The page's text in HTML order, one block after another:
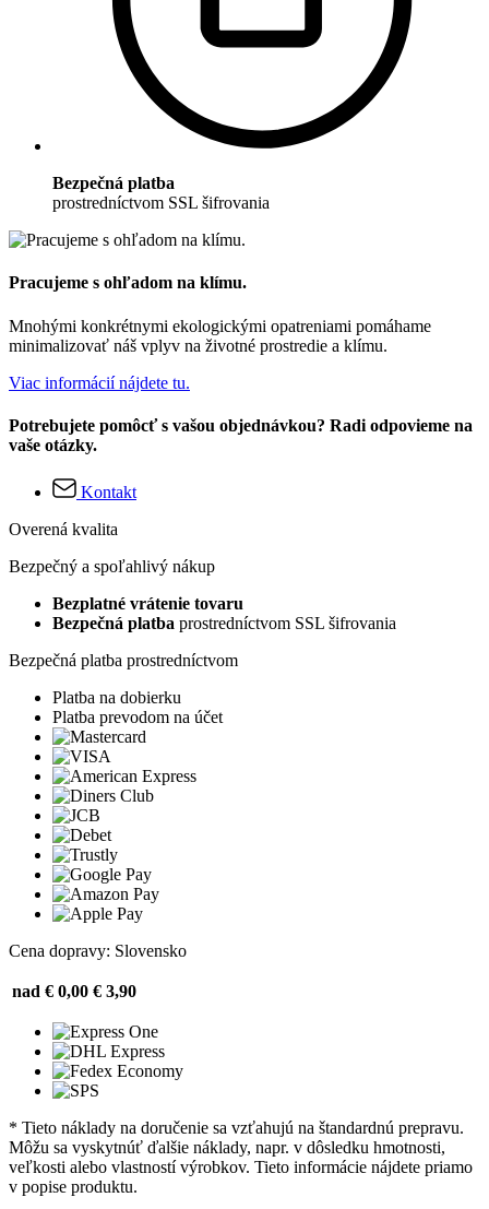
Bezpečná platba
prostredníctvom SSL šifrovania
Pracujeme s ohľadom na klímu.
Mnohými konkrétnymi ekologickými opatreniami pomáhame
minimalizovať náš vplyv na životné prostredie a klímu.
Viac informácií nájdete tu.
Potrebujete pomôcť s vašou objednávkou? Radi odpovieme na
vaše otázky.
Kontakt
Overená kvalita
Bezpečný a spoľahlivý nákup
Bezplatné vrátenie tovaru
Bezpečná platba prostredníctvom SSL šifrovania
Bezpečná platba prostredníctvom
Platba na dobierku
Platba prevodom na účet
Cena dopravy: Slovensko
nad € 0,00 € 3,90
* Tieto náklady na doručenie sa vzťahujú na štandardnú prepravu.
Môžu sa vyskytnúť ďalšie náklady, napr. v dôsledku hmotnosti,
veľkosti alebo vlastností výrobkov. Tieto informácie nájdete priamo
v popise produktu.